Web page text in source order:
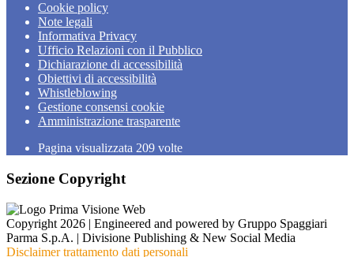
Cookie policy
Note legali
Informativa Privacy
Ufficio Relazioni con il Pubblico
Dichiarazione di accessibilità
Obiettivi di accessibilità
Whistleblowing
Gestione consensi cookie
Amministrazione trasparente
Pagina visualizzata 209 volte
Sezione Copyright
Copyright 2026 | Engineered and powered by Gruppo Spaggiari
Parma S.p.A. | Divisione Publishing & New Social Media
Disclaimer trattamento dati personali